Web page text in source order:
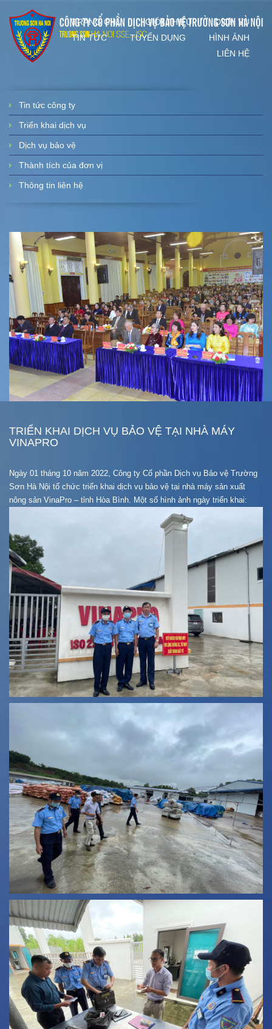
TRANG CHỦ GIỚI THIỆU
DỊCH VỤ
TIN TỨC
TUYỂN DỤNG
HÌNH ẢNH
LIÊN HỆ
Tin tức công ty
Triển khai dịch vụ
Dịch vụ bảo vệ
Thành tích của đơn vị
Thông tin liên hệ
TRIỂN KHAI DỊCH VỤ BẢO VỆ TẠI NHÀ MÁY
VINAPRO
Ngày 01 tháng 10 năm 2022, Công ty Cổ phần Dịch vụ Bảo vệ Trường
Sơn Hà Nội tổ chức triển khai dịch vụ bảo vệ tại nhà máy sản xuất
nông sản VinaPro – tỉnh Hòa Bình. Một số hình ảnh ngày triển khai: